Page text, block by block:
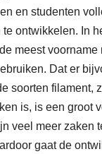
en studenten
te ontwikkelen. In
meest voorname
Dat er
soorten filament,
is, is een groot
veel meer zaken
gaat de